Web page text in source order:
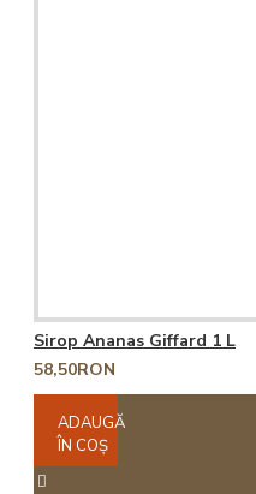
Sirop Ananas Giffard 1 L
58,50RON
ADAUGĂ
ÎN COŞ